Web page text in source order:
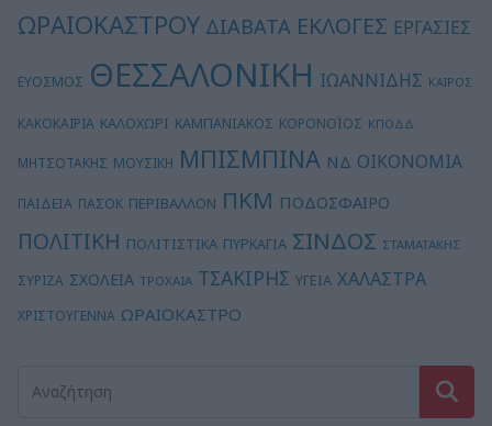
ΩΡΑΙΟΚΑΣΤΡΟΥ ΔΙΑΒΑΤΑ ΕΚΛΟΓΕΣ ΕΡΓΑΣΙΕΣ
ΕΥΟΣΜΟΣ ΘΕΣΣΑΛΟΝΙΚΗ ΙΩΑΝΝΙΔΗΣ ΚΑΙΡΟΣ
ΚΑΚΟΚΑΙΡΙΑ ΚΑΛΟΧΩΡΙ ΚΑΜΠΑΝΙΑΚΟΣ ΚΟΡΟΝΟΪΟΣ ΚΠΟΔΔ
ΜΗΤΣΟΤΑΚΗΣ ΜΟΥΣΙΚΗ ΜΠΙΣΜΠΙΝΑ ΝΔ ΟΙΚΟΝΟΜΙΑ
ΠΑΙΔΕΙΑ ΠΑΣΟΚ ΠΕΡΙΒΑΛΛΟΝ ΠΚΜ ΠΟΔΟΣΦΑΙΡΟ
ΠΟΛΙΤΙΚΗ ΠΟΛΙΤΙΣΤΙΚΑ ΠΥΡΚΑΓΙΑ ΣΙΝΔΟΣ ΣΤΑΜΑΤΑΚΗΣ
ΣΥΡΙΖΑ ΣΧΟΛΕΙΑ ΤΡΟΧΑΙΑ ΤΣΑΚΙΡΗΣ ΥΓΕΙΑ ΧΑΛΑΣΤΡΑ
ΧΡΙΣΤΟΥΓΕΝΝΑ ΩΡΑΙΟΚΑΣΤΡΟ